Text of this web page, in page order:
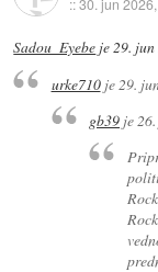
Sadou_Eyebe je29.
urke710je29.
gb39 je